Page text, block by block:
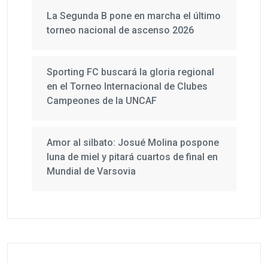
La Segunda B pone en marcha el último
torneo nacional de ascenso 2026
Sporting FC buscará la gloria regional
en el Torneo Internacional de Clubes
Campeones de la UNCAF
Amor al silbato: Josué Molina pospone
luna de miel y pitará cuartos de final en
Mundial de Varsovia